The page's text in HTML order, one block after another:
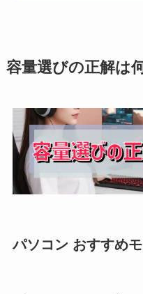
容量選びの正解は
パソコン おすすめ